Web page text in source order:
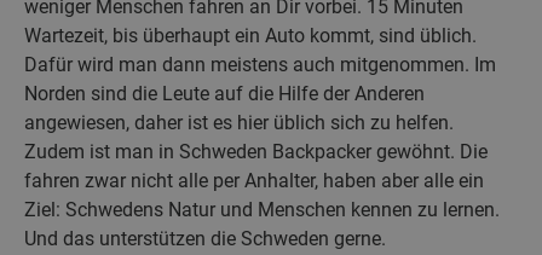
weniger Menschen fahren an Dir vorbei. 15 Minuten
Wartezeit, bis überhaupt ein Auto kommt, sind üblich.
Dafür wird man dann meistens auch mitgenommen. Im
Norden sind die Leute auf die Hilfe der Anderen
angewiesen, daher ist es hier üblich sich zu helfen.
Zudem ist man in Schweden Backpacker gewöhnt. Die
fahren zwar nicht alle per Anhalter, haben aber alle ein
Ziel: Schwedens Natur und Menschen kennen zu lernen.
Und das unterstützen die Schweden gerne.